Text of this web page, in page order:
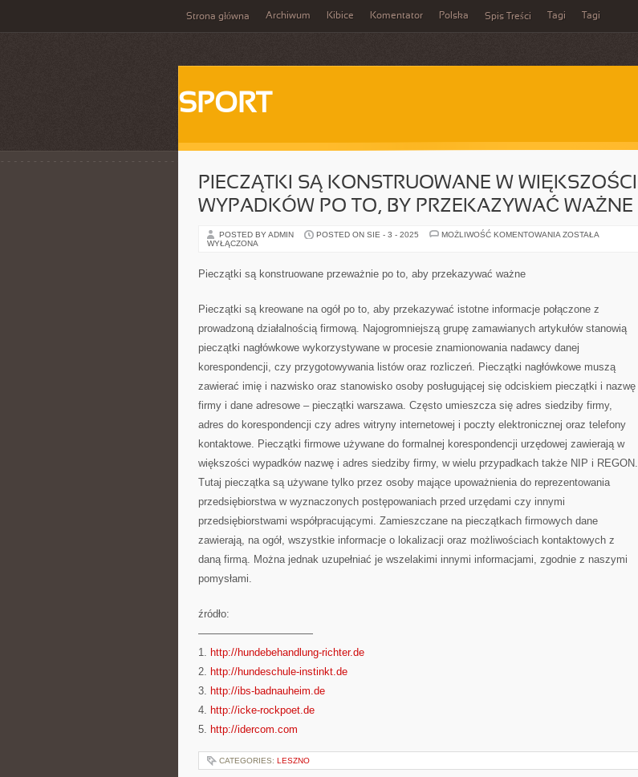
Strona główna Archiwum Kibice Komentator Polska Spis Treści Tagi Tagi
SPORT
PIECZĄTKI SĄ KONSTRUOWANE W WIĘKSZOŚCI
WYPADKÓW PO TO, BY PRZEKAZYWAĆ WAŻNE
POSTED BY ADMIN POSTED ON SIE - 3 - 2025 MOŻLIWOŚĆ KOMENTOWANIA PIECZĄTKI
PRZEKAZYWAĆ
ZOSTAŁA
WYŁĄCZONA
Pieczątki są konstruowane przeważnie po to, aby przekazywać ważne
Pieczątki są kreowane na ogół po to, aby przekazywać istotne informacje połączone z
prowadzoną działalnością firmową. Najogromniejszą grupę zamawianych artykułów stanowią
pieczątki nagłówkowe wykorzystywane w procesie znamionowania nadawcy danej
korespondencji, czy przygotowywania listów oraz rozliczeń. Pieczątki nagłówkowe muszą
zawierać imię i nazwisko oraz stanowisko osoby posługującej się odciskiem pieczątki i nazwę
firmy i dane adresowe – pieczątki warszawa. Często umieszcza się adres siedziby firmy,
adres do korespondencji czy adres witryny internetowej i poczty elektronicznej oraz telefony
kontaktowe. Pieczątki firmowe używane do formalnej korespondencji urzędowej zawierają w
większości wypadków nazwę i adres siedziby firmy, w wielu przypadkach także NIP i REGON.
Tutaj pieczątka są używane tylko przez osoby mające upoważnienia do reprezentowania
przedsiębiorstwa w wyznaczonych postępowaniach przed urzędami czy innymi
przedsiębiorstwami współpracującymi. Zamieszczane na pieczątkach firmowych dane
zawierają, na ogół, wszystkie informacje o lokalizacji oraz możliwościach kontaktowych z
daną firmą. Można jednak uzupełniać je wszelakimi innymi informacjami, zgodnie z naszymi
pomysłami.
źródło:
———————————
1. http://hundebehandlung-richter.de
2. http://hundeschule-instinkt.de
3. http://ibs-badnauheim.de
4. http://icke-rockpoet.de
5. http://idercom.com
CATEGORIES: LESZNO